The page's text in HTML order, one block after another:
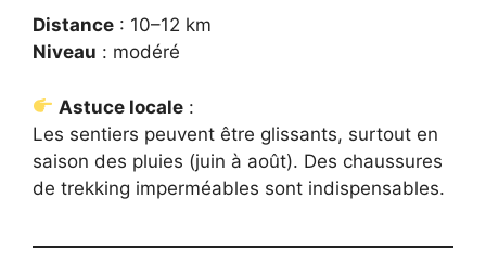
Distance : 10–12 km
Niveau : modéré
Astuce locale :
Les sentiers peuvent être glissants, surtout en
saison des pluies (juin à août). Des chaussures
de trekking imperméables sont indispensables.